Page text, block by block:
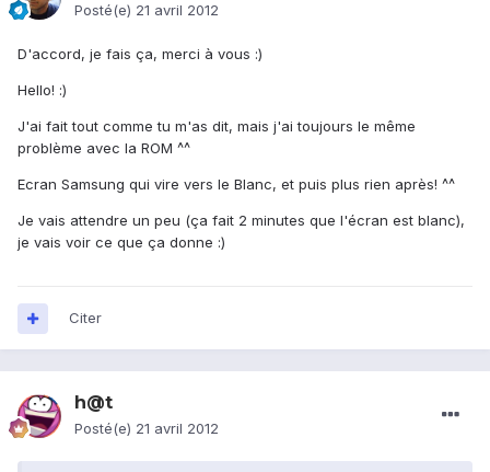
Posté(e) 21 avril 2012
D'accord, je fais ça, merci à vous :)
Hello! :)
J'ai fait tout comme tu m'as dit, mais j'ai toujours le même
problème avec la ROM ^^
Ecran Samsung qui vire vers le Blanc, et puis plus rien après! ^^
Je vais attendre un peu (ça fait 2 minutes que l'écran est blanc),
je vais voir ce que ça donne :)
Citer
h@t
Posté(e) 21 avril 2012